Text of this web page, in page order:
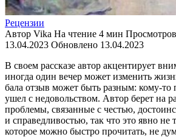
Рецензии
Автор Vika На чтение 4 мин Просмотров
13.04.2023 Обновлено 13.04.2023
В своем рассказе автор акцентирует
иногда один вечер может изменить
бала отзыв может быть разным: кому-то
ушел с недовольством. Автор берет на
проблемы, связанные с честью,
и справедливостью, так что это явно не
которое можно быстро прочитать, не